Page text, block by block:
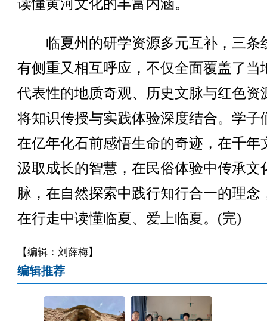
读懂黄河文化的丰富内涵。
临夏州的研学资源多元互补，三条
有侧重又相互呼应，不仅全面覆盖了当
代表性的地质奇观、历史文脉与红色资
将知识传授与实践体验深度结合。学子
在亿年化石前感悟生命的奇迹，在千年
汲取成长的智慧，在民俗体验中传承文
脉，在自然探索中践行知行合一的理念
在行走中读懂临夏、爱上临夏。(完)
【编辑：刘薛梅】
编辑推荐